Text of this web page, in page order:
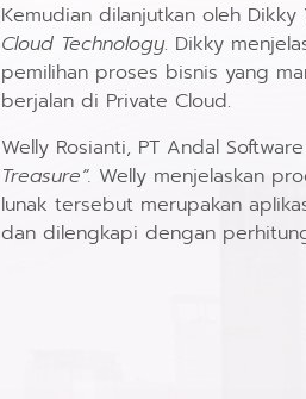
Kemudian dilanjutkan oleh
Cloud Technology. Dikky
pemilihan proses bisnis yang
berjalan di Private Cloud.
Welly Rosianti, PT Andal
Treasure”. Welly menjelaskan
lunak tersebut merupakan
dan dilengkapi dengan